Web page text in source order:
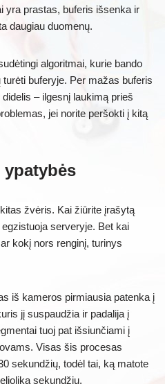
yra prastas, buferis išsenka ir
daugiau duomenų.
algoritmai, kurie bando
buferyje. Per mažas buferis
– ilgesnį laukimą prieš
jei norite peršokti į kitą
žvėris. Kai žiūrite įrašytą
serveryje. Bet kai
kokį nors renginį, turinys
iš kameros pirmiausia patenka į
jį suspaudžia ir padalija į
tuoj pat išsiunčiami į
Visas šis procesas
sekundžių, todėl tai, ką matote
sekundžių.